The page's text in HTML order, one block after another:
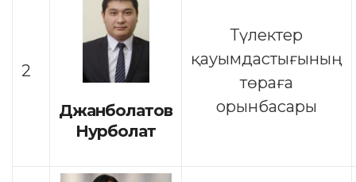
2
Джанболатов
Нурболат
Түлектер
қауымдастығының
төраға
орынбасары